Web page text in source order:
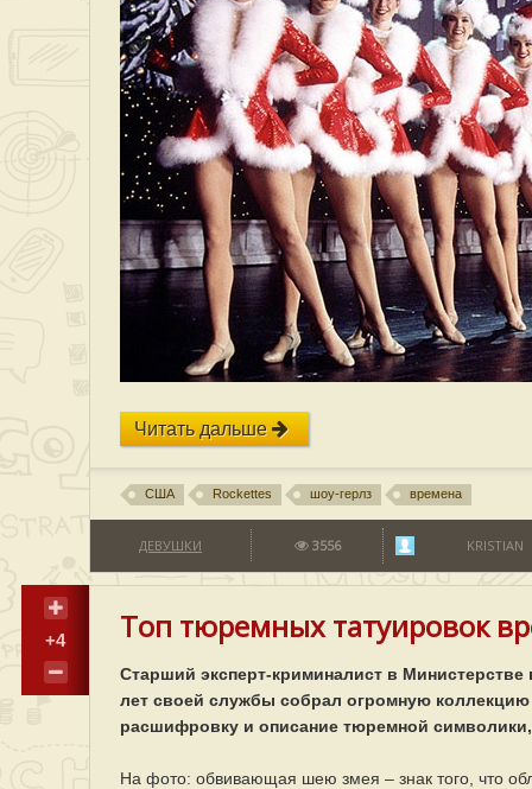
Читать дальше
США Rockettes шоу-герлз времена
ДЕВУШКИ 3556 KRISTIAN
+4 Топ тюремных татуировок
Старший эксперт-криминалист в
лет своей службы собрал огромную
расшифровку и описание тюремной
На фото: обвивающая шею змея – знак того, что